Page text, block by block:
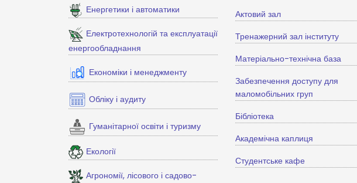
Енергетики і автоматики
Електротехнологій та експлуатації
енергообладнання
Економіки і менеджменту
Обліку і аудиту
Гуманітарної освіти і туризму
Екології
Агрономії, лісового і садово-
Актовий зал
Тренажерний зал інституту
Матеріально-технічна база
Забезпечення доступу для
маломобільних груп
Бібліотека
Академічна каплиця
Студентське кафе